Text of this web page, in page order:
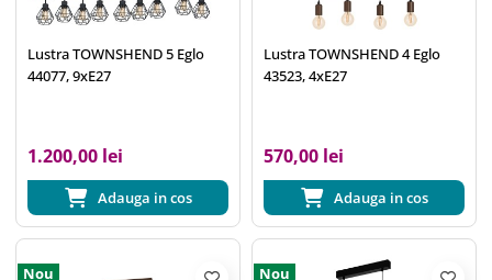
Lustra TOWNSHEND 5 Eglo
44077, 9xE27
1.200,00 lei
Adauga in cos
Lustra TOWNSHEND 4 Eglo
43523, 4xE27
570,00 lei
Adauga in cos
Nou Nou